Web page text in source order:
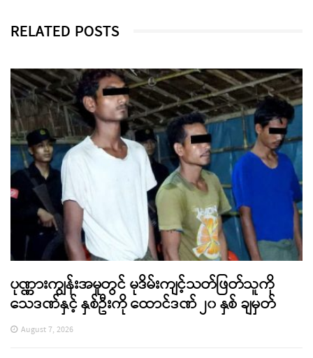
RELATED POSTS
ပုဏ္ဏားကျွန်းအမှုတွင် မုဒိမ်းကျင့်သတ်ဖြတ်သူကို
သေဒဏ်နှင့် နှစ်ဦးကို ထောင်ဒဏ် ၂၀ နှစ် ချမှတ်
August 7, 2026